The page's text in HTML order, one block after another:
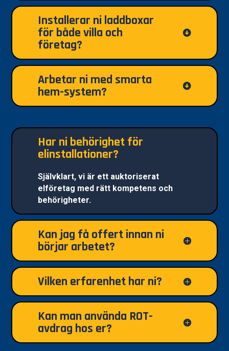
Installerar ni laddboxar
för både villa och
företag?
Arbetar ni med smarta
hem-system?
Har ni behörighet för
elinstallationer?
Självklart, vi är ett auktoriserat
elföretag med rätt kompetens och
behörigheter.
Kan jag få offert innan ni
börjar arbetet?
Vilken erfarenhet har ni?
Kan man använda ROT-
avdrag hos er?